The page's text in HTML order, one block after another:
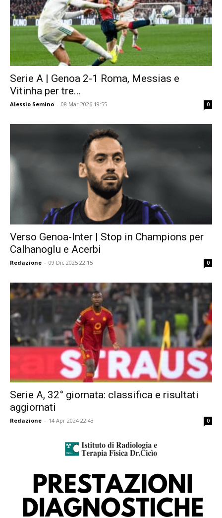
Serie A | Genoa 2-1 Roma, Messias e
Vitinha per tre...
Alessio Semino - 08 Mar 2026 19:55 0
Verso Genoa-Inter | Stop in Champions per
Calhanoglu e Acerbi
Redazione - 09 Dic 2025 22:15 0
Serie A, 32° giornata: classifica e risultati
aggiornati
Redazione - 14 Apr 2024 22:43 0